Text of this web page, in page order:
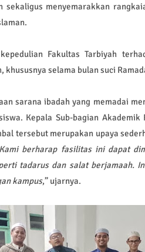
sekaligus menyemarakkan
Fakultas Tarbiyah
selama bulan suci
sarana ibadah yang memadai
Kepala Sub-bagian
tersebut merupakan upaya
Kami berharap fasilitas ini dapat
tadarus dan salat berjamaah.
kampus,” ujarnya.